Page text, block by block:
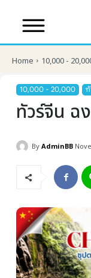
บริษัทเบส
เส้นทางที่ต้องก
Home 10,000 -
10,000 - 20,000 ทั
ทัวร์จีน ฉ
By AdminBB